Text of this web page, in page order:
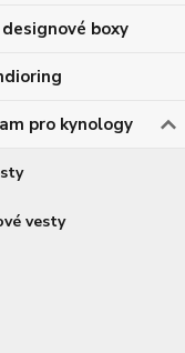
boxy
pro kynology
vesty